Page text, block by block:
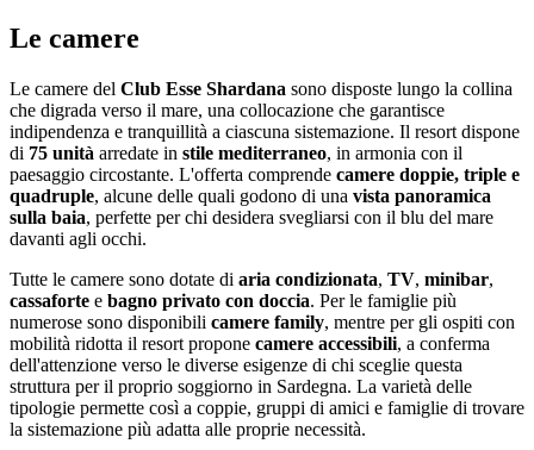
Le camere
Le camere del Club Esse Shardana sono disposte lungo la collina
che digrada verso il mare, una collocazione che garantisce
indipendenza e tranquillità a ciascuna sistemazione. Il resort dispone
di 75 unità arredate in stile mediterraneo, in armonia con il
paesaggio circostante. L'offerta comprende camere doppie, triple e
quadruple, alcune delle quali godono di una vista panoramica
sulla baia, perfette per chi desidera svegliarsi con il blu del mare
davanti agli occhi.
Tutte le camere sono dotate di aria condizionata, TV, minibar,
cassaforte e bagno privato con doccia. Per le famiglie più
numerose sono disponibili camere family, mentre per gli ospiti con
mobilità ridotta il resort propone camere accessibili, a conferma
dell'attenzione verso le diverse esigenze di chi sceglie questa
struttura per il proprio soggiorno in Sardegna. La varietà delle
tipologie permette così a coppie, gruppi di amici e famiglie di trovare
la sistemazione più adatta alle proprie necessità.